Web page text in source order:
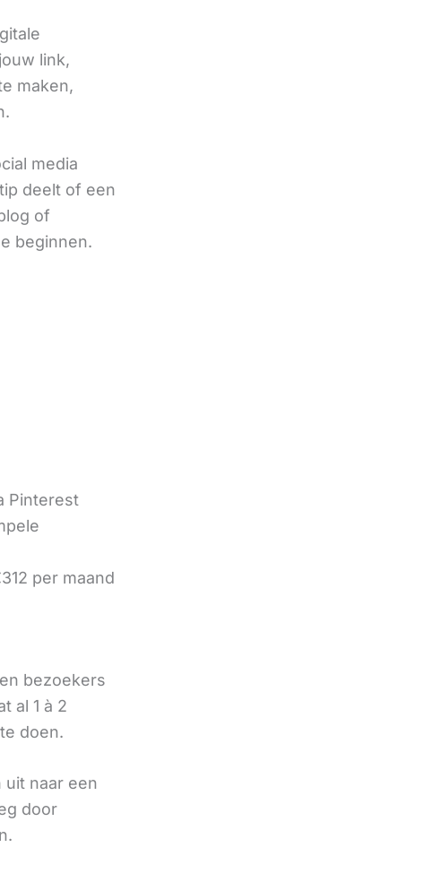
link,
maken,
media
deelt of een
of
beginnen.
Pinterest
per maand
bezoekers
al 1 à 2
doen.
naar een
door